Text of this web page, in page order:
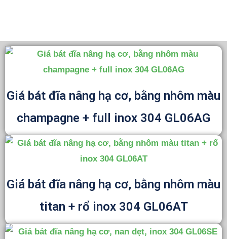
Giá bát đĩa nâng hạ cơ, bằng nhôm màu
champagne + full inox 304 GL06AG
Giá bát đĩa nâng hạ cơ, bằng nhôm màu
titan + rổ inox 304 GL06AT